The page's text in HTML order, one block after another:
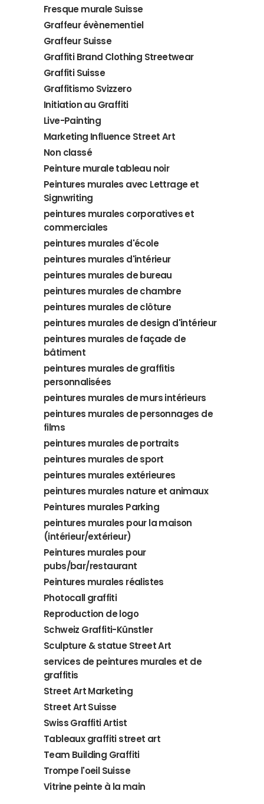
Fresque murale Suisse
Graffeur évènementiel
Graffeur Suisse
Graffiti Brand Clothing Streetwear
Graffiti Suisse
Graffitismo Svizzero
Initiation au Graffiti
Live-Painting
Marketing Influence Street Art
Non classé
Peinture murale tableau noir
Peintures murales avec Lettrage et
Signwriting
peintures murales corporatives et
commerciales
peintures murales d'école
peintures murales d'intérieur
peintures murales de bureau
peintures murales de chambre
peintures murales de clôture
peintures murales de design d'intérieur
peintures murales de façade de
bâtiment
peintures murales de graffitis
personnalisées
peintures murales de murs intérieurs
peintures murales de personnages de
films
peintures murales de portraits
peintures murales de sport
peintures murales extérieures
peintures murales nature et animaux
Peintures murales Parking
peintures murales pour la maison
(intérieur/extérieur)
Peintures murales pour
pubs/bar/restaurant
Peintures murales réalistes
Photocall graffiti
Reproduction de logo
Schweiz Graffiti-Künstler
Sculpture & statue Street Art
services de peintures murales et de
graffitis
Street Art Marketing
Street Art Suisse
Swiss Graffiti Artist
Tableaux graffiti street art
Team Building Graffiti
Trompe l'oeil Suisse
Vitrine peinte à la main